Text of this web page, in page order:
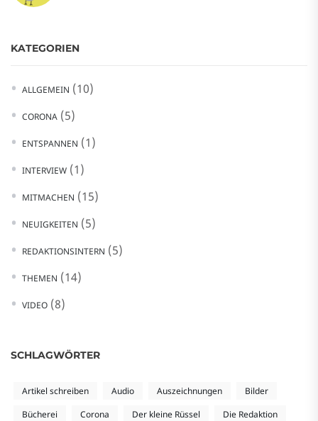
KATEGORIEN
ALLGEMEIN (10)
CORONA (5)
ENTSPANNEN (1)
INTERVIEW (1)
MITMACHEN (15)
NEUIGKEITEN (5)
REDAKTIONSINTERN (5)
THEMEN (14)
VIDEO (8)
SCHLAGWÖRTER
Artikel schreiben Audio Auszeichnungen
Bilder
Bücherei
Corona Der kleine Rüssel
Die Redaktion